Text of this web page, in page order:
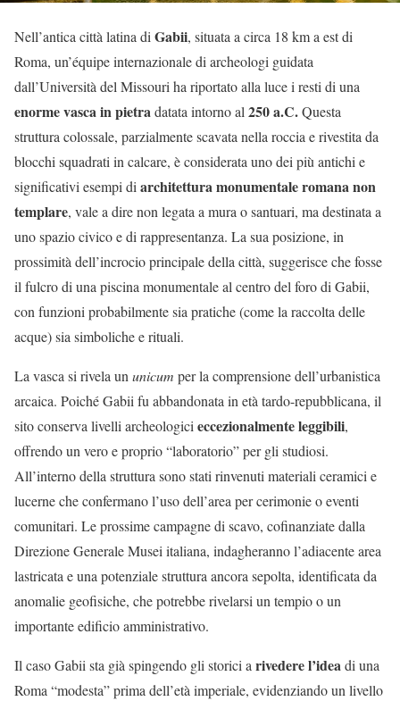
Nell’antica città latina diGabii, situata a circa 18 km a est di
Roma, un’équipe internazionale di archeologi guidata
dall’Università del Missouri ha riportato alla luce i resti di una
enorme vasca in pietradatata intorno al250 a.C.Questa
struttura colossale, parzialmente scavata nella roccia e rivestita da
blocchi squadrati in calcare, è considerata uno dei più antichi e
significativi esempi diarchitettura monumentale romana non
templare, vale a dire non legata a mura o santuari, ma destinata a
uno spazio civico e di rappresentanza. La sua posizione, in
prossimità dell’incrocio principale della città, suggerisce che fosse
il fulcro di una piscina monumentale al centro del foro di Gabii,
con funzioni probabilmente sia pratiche (come la raccolta delle
acque) sia simboliche e rituali.
La vasca si rivela ununicum per la comprensione dell’urbanistica
arcaica. Poiché Gabii fu abbandonata in età tardo-repubblicana, il
sito conserva livelli archeologicieccezionalmente leggibili,
offrendo un vero e proprio “laboratorio” per gli studiosi.
All’interno della struttura sono stati rinvenuti materiali ceramici e
lucerne che confermano l’uso dell’area per cerimonie o eventi
comunitari. Le prossime campagne di scavo, cofinanziate dalla
Direzione Generale Musei italiana, indagheranno l’adiacente area
lastricata e una potenziale struttura ancora sepolta, identificata da
anomalie geofisiche, che potrebbe rivelarsi un tempio o un
importante edificio amministrativo.
Il caso Gabii sta già spingendo gli storici arivedere l’ideadi una
Roma “modesta” prima dell’età imperiale, evidenziando un livello